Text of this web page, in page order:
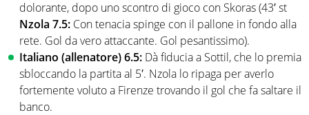
dolorante, dopo uno scontro di gioco con Skoras (43′ st
Nzola 7.5: Con tenacia spinge con il pallone in fondo alla
rete. Gol da vero attaccante. Gol pesantissimo).
Italiano (allenatore) 6.5: Dà fiducia a Sottil, che lo premia
sbloccando la partita al 5′. Nzola lo ripaga per averlo
fortemente voluto a Firenze trovando il gol che fa saltare il
banco.